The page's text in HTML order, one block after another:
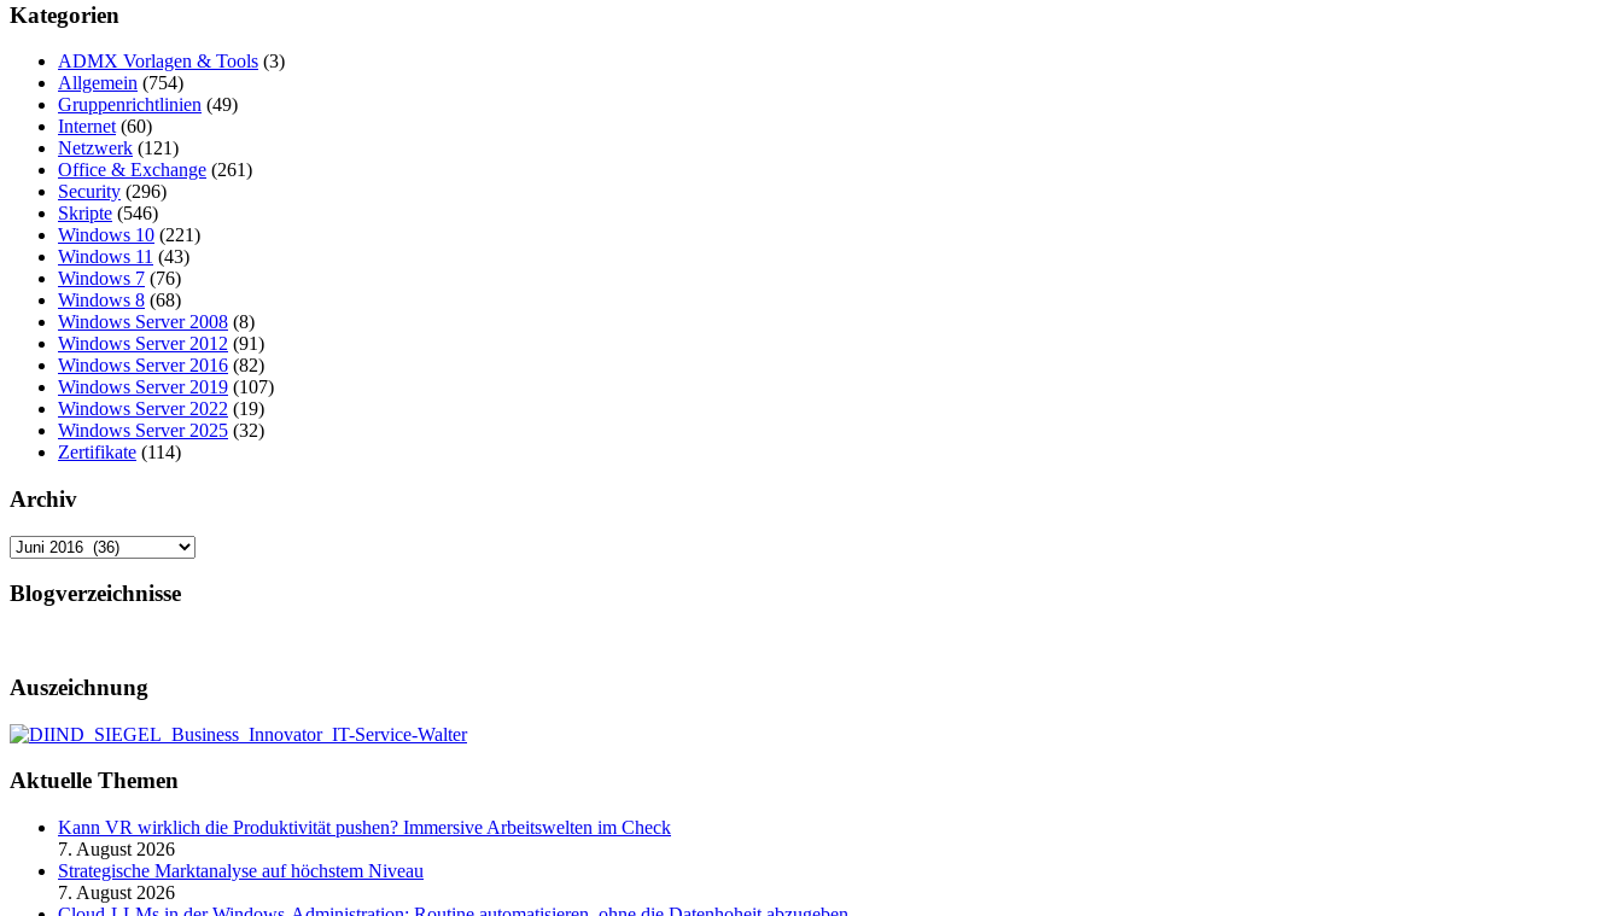
Kategorien
ADMX Vorlagen & Tools (3)
Allgemein (754)
Gruppenrichtlinien (49)
Internet (60)
Netzwerk (121)
Office & Exchange (261)
Security (296)
Skripte (546)
Windows 10 (221)
Windows 11 (43)
Windows 7 (76)
Windows 8 (68)
Windows Server 2008 (8)
Windows Server 2012 (91)
Windows Server 2016 (82)
Windows Server 2019 (107)
Windows Server 2022 (19)
Windows Server 2025 (32)
Zertifikate (114)
Archiv
Archiv
Blogverzeichnisse
Auszeichnung
Aktuelle Themen
Kann VR wirklich die Produktivität pushen? Immersive Arbeitswelten im Check
7. August 2026
Strategische Marktanalyse auf höchstem Niveau
7. August 2026